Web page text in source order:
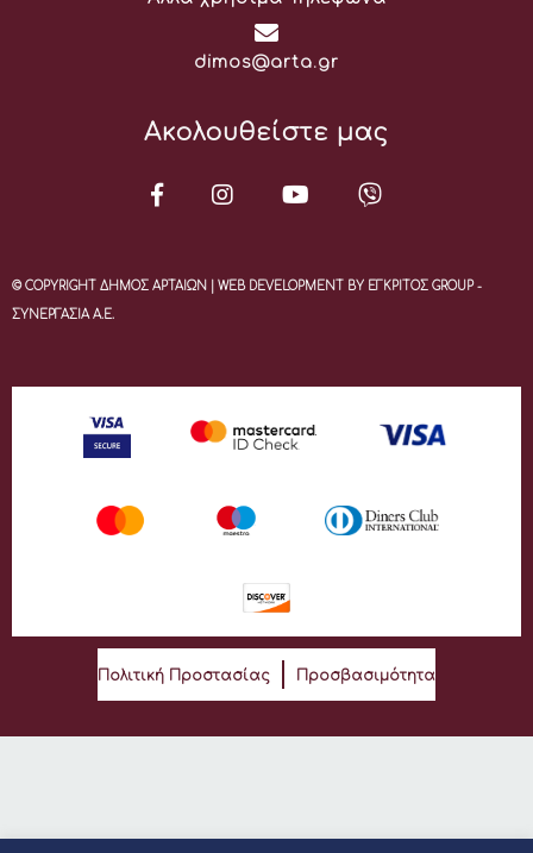
Email:
dimos@arta.gr
Ακολουθείστε μας
© COPYRIGHT ΔΗΜΟΣ ΑΡΤΑΙΩΝ | WEB DEVELOPMENT BY ΕΓΚΡΙΤΟΣ GROUP -
ΣΥΝΕΡΓΑΣΙΑ Α.Ε.
Πολιτική Προστασίας Προσβασιμότητα